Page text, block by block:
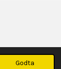
Godta